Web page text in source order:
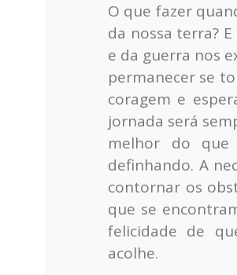
O que fazer
da nossa terra?
e da guerra nos
permanecer se
coragem e
jornada será
melhor do que
definhando. A
contornar os
que se
felicidade de
acolhe.